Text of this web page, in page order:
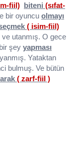
fiil) biteni (sıfat-
bir oyuncu olmayı
( isim-fiil)
utanmış. O gece
şey yapması
yanmış. Yataktan
bulmuş. Ve bütün
( zarf-fiil )